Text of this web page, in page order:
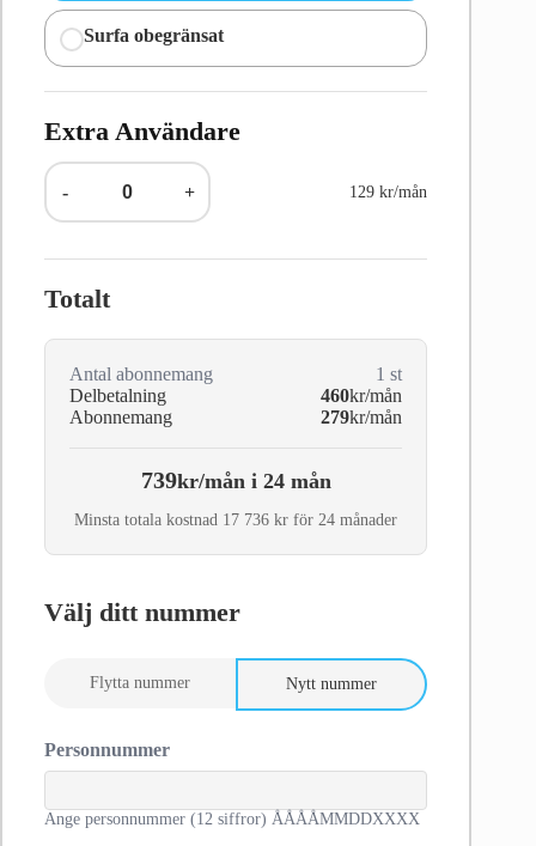
Surfa obegränsat
Extra Användare
- + 129 kr/mån
Totalt
Antal abonnemang 1 st
Delbetalning
460kr/mån
Abonnemang
279kr/mån
739kr/mån i 24 mån
Minsta totala kostnad 17 736 kr för 24 månader
Välj ditt nummer
Flytta nummer Nytt nummer
Personnummer
Ange personnummer (12 siffror) ÅÅÅÅMMDDXXXX